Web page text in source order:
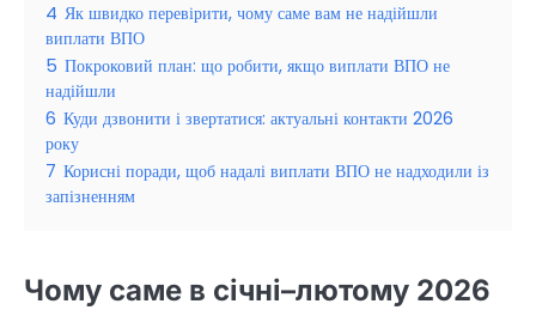
4 Як швидко перевірити, чому саме вам не надійшли
виплати ВПО
5 Покроковий план: що робити, якщо виплати ВПО не
надійшли
6 Куди дзвонити і звертатися: актуальні контакти 2026
року
7 Корисні поради, щоб надалі виплати ВПО не надходили із
запізненням
Чому саме в січні–лютому 2026